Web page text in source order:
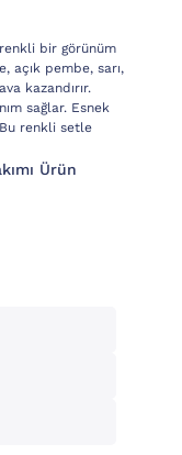
bir görünüm
açık pembe, sarı,
kazandırır.
sağlar. Esnek
renkli setle
Ürün